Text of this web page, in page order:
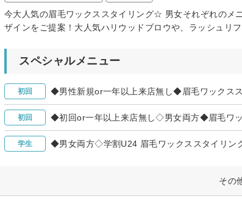
今大人気の眉毛ワックススタイリング☆ 男女それぞれの
ザインをご提案！大人気ハリウッドブロウや、ラッシュリ
スペシャルメニュー
初回 ◆男性新規or一年以上来店無し◆眉毛ワックス
初回 ◆初回or一年以上来店無し◇男女両方◆眉毛ワ
学生 ◆男女両方◇学割U24 眉毛ワックススタイリン
その